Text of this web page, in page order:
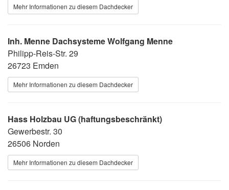
Mehr Informationen zu diesem Dachdecker
Inh. Menne Dachsysteme Wolfgang Menne
Philipp-Reis-Str. 29
26723 Emden
Mehr Informationen zu diesem Dachdecker
Hass Holzbau UG (haftungsbeschränkt)
Gewerbestr. 30
26506 Norden
Mehr Informationen zu diesem Dachdecker